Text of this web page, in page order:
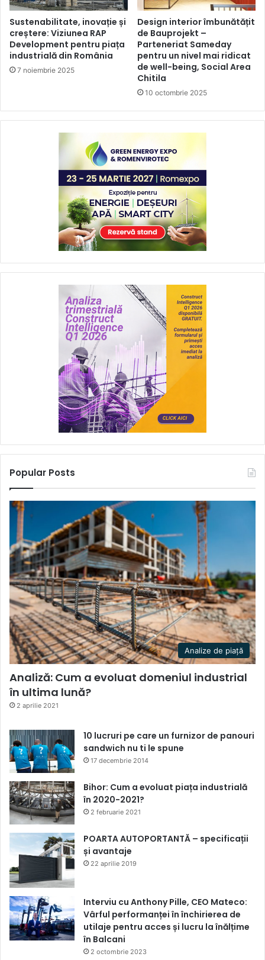
Sustenabilitate, inovație și
creștere: Viziunea RAP
Development pentru piața
industrială din România
7 noiembrie 2025
Design interior îmbunătățit
de Bauprojekt –
Parteneriat Sameday
pentru un nivel mai ridicat
de well-being, Social Area
Chitila
10 octombrie 2025
Popular Posts
Analize de piață
Analiză: Cum a evoluat domeniul industrial
în ultima lună?
2 aprilie 2021
10 lucruri pe care un furnizor de panouri
sandwich nu ti le spune
17 decembrie 2014
Bihor: Cum a evoluat piața industrială
în 2020-2021?
2 februarie 2021
POARTA AUTOPORTANTĂ – specificații
și avantaje
22 aprilie 2019
Interviu cu Anthony Pille, CEO Mateco:
Vârful performanței în închirierea de
utilaje pentru acces și lucru la înălțime
în Balcani
2 octombrie 2023